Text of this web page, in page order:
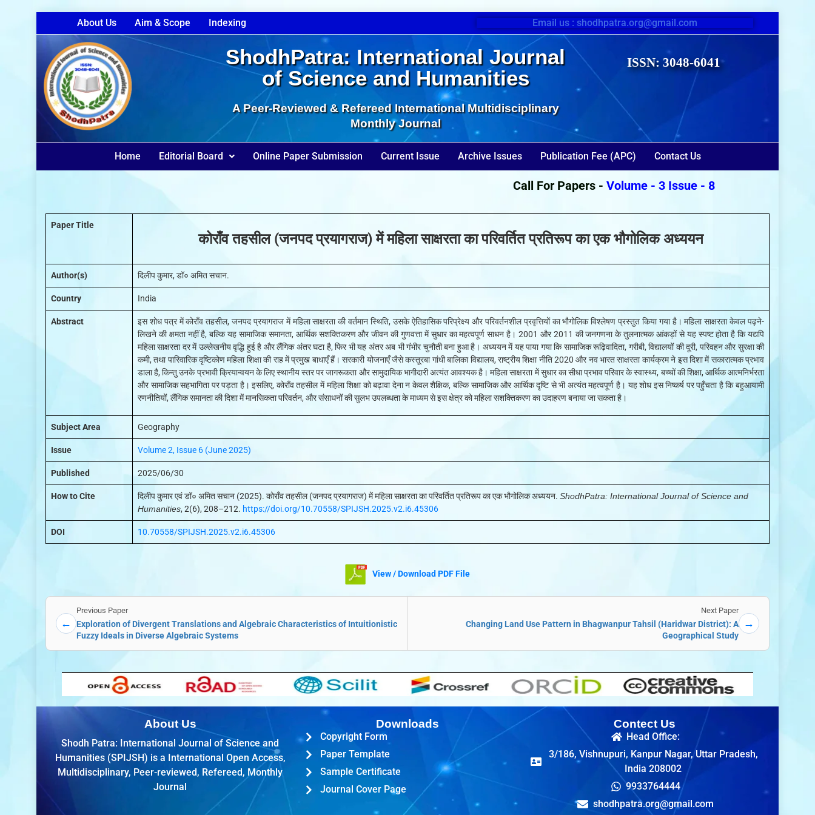
About Us Aim & Scope Indexing Email us : shodhpatra.org@gmail.com
ShodhPatra: International Journal
of Science and Humanities
A Peer-Reviewed & Refereed International Multidisciplinary
Monthly Journal
ISSN: 3048-6041
Home Editorial Board Online Paper Submission Current Issue Archive Issues Publication Fee (APC) Contact Us
Call For Papers - Volume - 3 Issue - 8 (August 2026)
Paper Title
कोराँव तहसील (जनपद प्रयागराज) में महिला साक्षरता का परिवर्तित प्रतिरूप का एक भौगोलिक अध्ययन
Author(s) दिलीप कुमार, डॉ० अमित सचान.
Country India
Abstract
इस शोध पत्र में कोराँव तहसील, जनपद प्रयागराज में महिला साक्षरता की वर्तमान स्थिति, उसके ऐतिहासिक परिप्रेक्ष्य और परिवर्तनशील प्रवृत्तियों का भौगोलिक विश्लेषण प्रस्तुत किया गया है। महिला साक्षरता केवल पढ़ने-
लिखने की क्षमता नहीं है, बल्कि यह सामाजिक समानता, आर्थिक सशक्तिकरण और जीवन की गुणवत्ता में सुधार का महत्वपूर्ण साधन है। 2001 और 2011 की जनगणना के तुलनात्मक आंकड़ों से यह स्पष्ट होता है कि यद्यपि
महिला साक्षरता दर में उल्लेखनीय वृद्धि हुई है और लैंगिक अंतर घटा है, फिर भी यह अंतर अब भी गंभीर चुनौती बना हुआ है। अध्ययन में यह पाया गया कि सामाजिक रूढ़िवादिता, गरीबी, विद्यालयों की दूरी, परिवहन और सुरक्षा की
कमी, तथा पारिवारिक दृष्टिकोण महिला शिक्षा की राह में प्रमुख बाधाएँ हैं। सरकारी योजनाएँ जैसे कस्तूरबा गांधी बालिका विद्यालय, राष्ट्रीय शिक्षा नीति 2020 और नव भारत साक्षरता कार्यक्रम ने इस दिशा में सकारात्मक प्रभाव
डाला है, किन्तु उनके प्रभावी क्रियान्वयन के लिए स्थानीय स्तर पर जागरूकता और सामुदायिक भागीदारी अत्यंत आवश्यक है। महिला साक्षरता में सुधार का सीधा प्रभाव परिवार के स्वास्थ्य, बच्चों की शिक्षा, आर्थिक आत्मनिर्भरता
और सामाजिक सहभागिता पर पड़ता है। इसलिए, कोराँव तहसील में महिला शिक्षा को बढ़ावा देना न केवल शैक्षिक, बल्कि सामाजिक और आर्थिक दृष्टि से भी अत्यंत महत्वपूर्ण है। यह शोध इस निष्कर्ष पर पहुँचता है कि बहुआयामी
रणनीतियों, लैंगिक समानता की दिशा में मानसिकता परिवर्तन, और संसाधनों की सुलभ उपलब्धता के माध्यम से इस क्षेत्र को महिला सशक्तिकरण का उदाहरण बनाया जा सकता है।
Subject Area Geography
Issue Volume 2, Issue 6 (June 2025)
Published 2025/06/30
How to Cite दिलीप कुमार एवं डॉ० अमित सचान (2025). कोराँव तहसील (जनपद प्रयागराज) में महिला साक्षरता का परिवर्तित प्रतिरूप का एक भौगोलिक अध्ययन. ShodhPatra: International Journal of Science and
Humanities, 2(6), 208–212. https://doi.org/10.70558/SPIJSH.2025.v2.i6.45306
DOI 10.70558/SPIJSH.2025.v2.i6.45306
View / Download PDF File
←
Previous Paper
Exploration of Divergent Translations and Algebraic Characteristics of Intuitionistic
Fuzzy Ideals in Diverse Algebraic Systems
Next Paper
Changing Land Use Pattern in Bhagwanpur Tahsil (Haridwar District): A
Geographical Study
→
About Us
Shodh Patra: International Journal of Science and
Humanities (SPIJSH) is a International Open Access,
Multidisciplinary, Peer-reviewed, Refereed, Monthly
Journal
Downloads
Copyright Form
Paper Template
Sample Certificate
Journal Cover Page
Contect Us
Head Office:
3/186, Vishnupuri, Kanpur Nagar, Uttar Pradesh,
India 208002
9933764444
shodhpatra.org@gmail.com